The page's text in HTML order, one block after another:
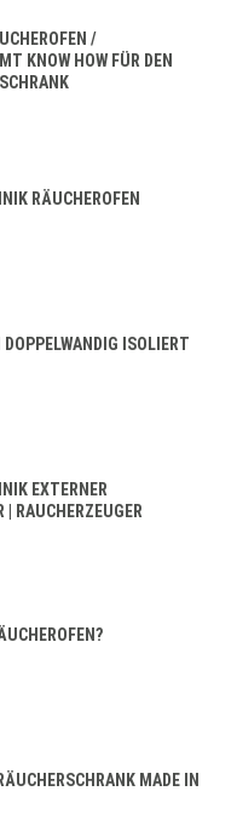
/
KNOW HOW FÜR DEN
RÄUCHEROFEN
ISOLIERT
EXTERNER
| RAUCHERZEUGER
MADE IN